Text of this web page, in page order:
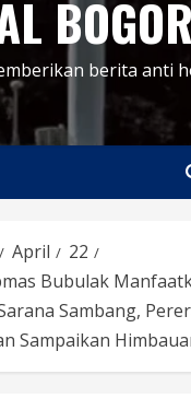
berita anti
April
22
Bubulak
Sambang,
Sampaikan